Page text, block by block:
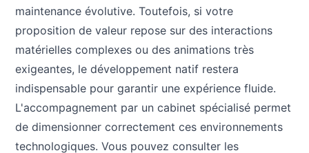
maintenance évolutive. Toutefois, si votre
proposition de valeur repose sur des interactions
matérielles complexes ou des animations très
exigeantes, le développement natif restera
indispensable pour garantir une expérience fluide.
L'accompagnement par un cabinet spécialisé permet
de dimensionner correctement ces environnements
technologiques. Vous pouvez consulter les